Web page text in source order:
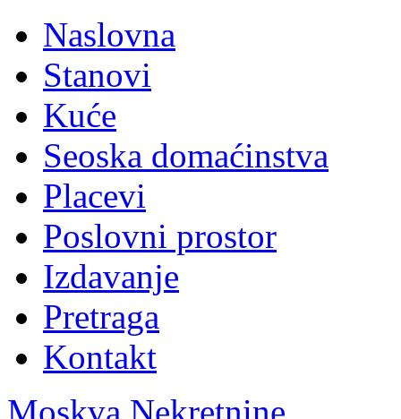
Naslovna
Stanovi
Kuće
Seoska domaćinstva
Placevi
Poslovni prostor
Izdavanje
Pretraga
Kontakt